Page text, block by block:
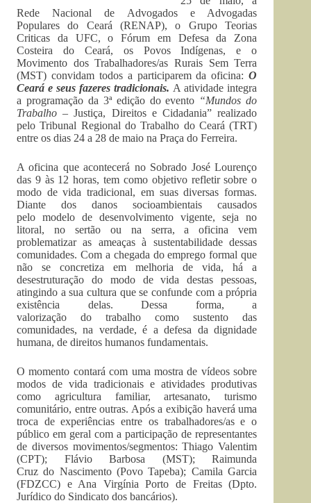
Rede Nacional de Advogados e Advogadas
Populares do Ceará (RENAP), o Grupo Teorias
Criticas da UFC, o Fórum em Defesa da Zona
Costeira do Ceará, os Povos Indígenas, e o
Movimento dos Trabalhadores/as Rurais Sem Terra
(MST) convidam todos a participarem da oficina:O
Ceará e seus fazeres tradicionais. A atividade integra
a programação da 3ª edição do evento “Mundos do
Trabalho –Justiça, Direitos e Cidadania” realizado
pelo Tribunal Regional do Trabalho do Ceará (TRT)
entre os dias 24 a 28 de maio na Praça do Ferreira.
A oficina que acontecerá no Sobrado José Lourenço
das 9 às 12 horas, tem como objetivo refletir sobre o
modo de vida tradicional, em suas diversas formas.
Diante dos danos socioambientais causados
pelo modelo de desenvolvimento vigente, seja no
litoral, no sertão ou na serra, a oficina vem
problematizar as ameaças à sustentabilidade dessas
comunidades. Com a chegada do emprego formal que
não se concretiza em melhoria de vida, há a
desestruturação do modo de vida destas pessoas,
atingindo a sua cultura que se confunde com a própria
existência delas. Dessa forma, a
valorização do trabalho como sustento das
comunidades, na verdade, é a defesa da dignidade
humana, de direitos humanos fundamentais.
O momento contará com uma mostra de vídeos sobre
modos de vida tradicionais e atividades produtivas
como agricultura familiar, artesanato, turismo
comunitário, entre outras. Após a exibição haverá uma
troca de experiências entre os trabalhadores/as e o
público em geral com a participação de representantes
de diversos movimentos/segmentos: Thiago Valentim
(CPT); Flávio Barbosa (MST); Raimunda
Cruz do Nascimento (Povo Tapeba); Camila Garcia
(FDZCC) e Ana Virgínia Porto de Freitas (Dpto.
Jurídico do Sindicato dos bancários).